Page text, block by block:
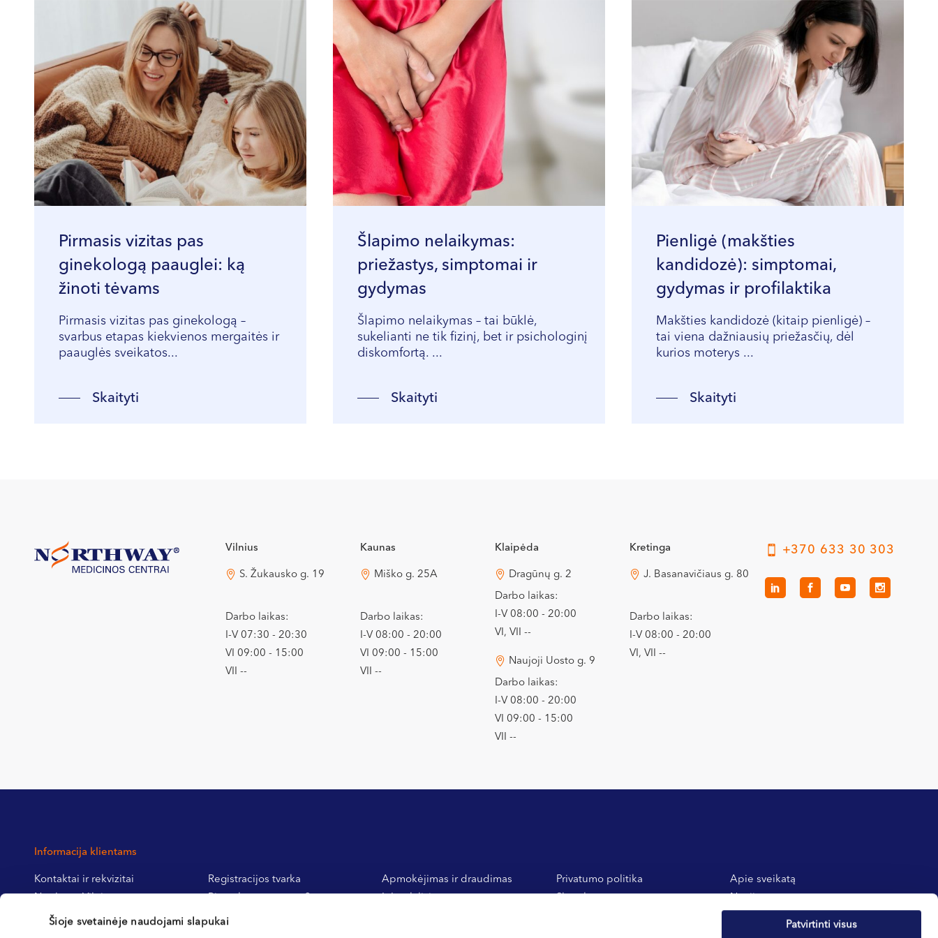
Šioje svetainėje naudojami slapukai Patvirtinti visus
Pirmasis vizitas pas
ginekologą paauglei: ką
žinoti tėvams
Pirmasis vizitas pas ginekologą –
svarbus etapas kiekvienos mergaitės ir
paauglės sveikatos...
Skaityti
Šlapimo nelaikymas:
priežastys, simptomai ir
gydymas
Šlapimo nelaikymas – tai būklė,
sukelianti ne tik fizinį, bet ir psichologinį
diskomfortą. ...
Skaityti
Pienligė (makšties
kandidozė): simptomai,
gydymas ir profilaktika
Makšties kandidozė (kitaip pienligė) –
tai viena dažniausių priežasčių, dėl
kurios moterys ...
Skaityti
Vilnius
S. Žukausko g. 19
Darbo laikas:
I-V 07:30 - 20:30
VI 09:00 - 15:00
VII --
Kaunas
Miško g. 25A
Darbo laikas:
I-V 08:00 - 20:00
VI 09:00 - 15:00
VII --
Klaipėda
Dragūnų g. 2
Darbo laikas:
I-V 08:00 - 20:00
VI, VII --
Naujoji Uosto g. 9
Darbo laikas:
I-V 08:00 - 20:00
VI 09:00 - 15:00
VII --
Kretinga
J. Basanavičiaus g. 80
Darbo laikas:
I-V 08:00 - 20:00
VI, VII --
+370 633 30 303
Informacija klientams
Kontaktai ir rekvizitai
Northway Klaipėda
Registracijos tvarka
Pasiruošimas tyrimams ir
Apmokėjimas ir draudimas
Privatumo politika
Apie sveikatą